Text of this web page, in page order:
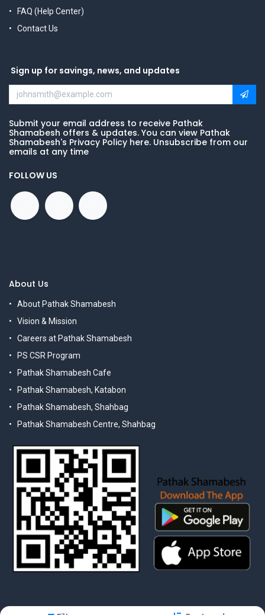
FAQ (Help Center)
Contact Us
Sign up for savings, news, and updates
Submit your email address to receive Pathak
Shamabesh offers & updates. You can view Pathak
Shamabesh's Privacy Policy here. Unsubscribe from our
emails at any time
FOLLOW US
About Us
About Pathak Shamabesh
Vision & Mission
Careers at Pathak Shamabesh
PS CSR Program
Pathak Shamabesh Cafe
Pathak Shamabesh, Katabon
Pathak Shamabesh, Shahbag
Pathak Shamabesh Centre, Shahbag